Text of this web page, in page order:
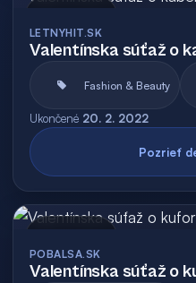
LETNYHIT.SK
Valentínska súťaž o
Fashion & Beauty
Ukončené 20. 2. 2022
Pozrieť
POBALSA.SK
Valentínska súťaž o